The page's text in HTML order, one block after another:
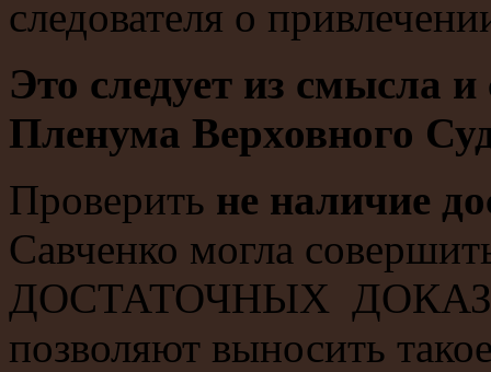
следователя о
Это следует из смысла
Пленума Верховного
Проверить не наличие
Савченко могла
ДОСТАТОЧНЫХ
позволяют выносить